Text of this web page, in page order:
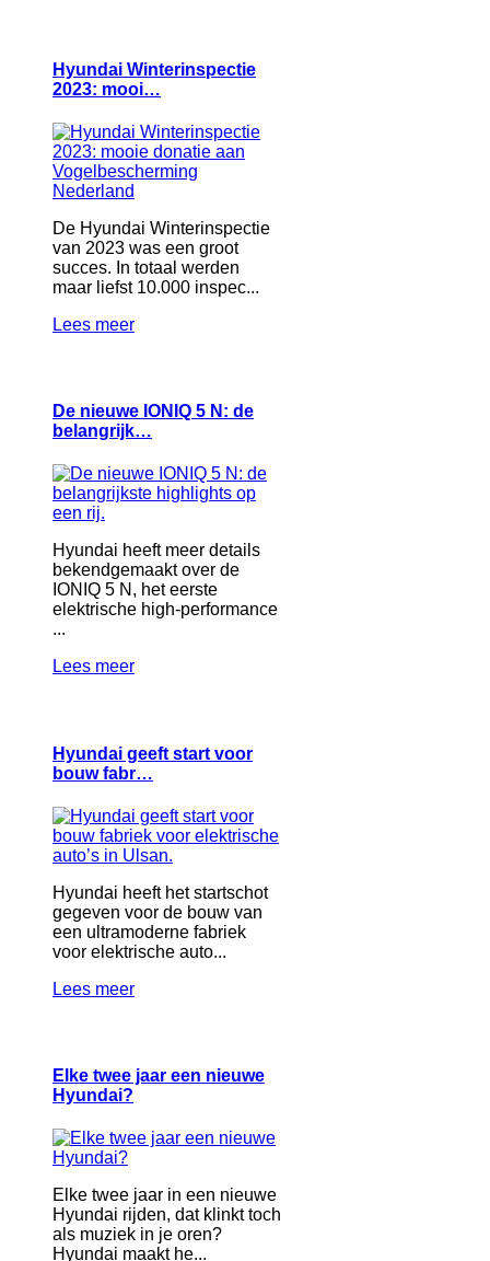
Hyundai Winterinspectie
2023: mooi…
De Hyundai Winterinspectie
van 2023 was een groot
succes. In totaal werden
maar liefst 10.000 inspec...
Lees meer
De nieuwe IONIQ 5 N: de
belangrijk…
Hyundai heeft meer details
bekendgemaakt over de
IONIQ 5 N, het eerste
elektrische high-performance
...
Lees meer
Hyundai geeft start voor
bouw fabr…
Hyundai heeft het startschot
gegeven voor de bouw van
een ultramoderne fabriek
voor elektrische auto...
Lees meer
Elke twee jaar een nieuwe
Hyundai?
Elke twee jaar in een nieuwe
Hyundai rijden, dat klinkt toch
als muziek in je oren?
Hyundai maakt he...